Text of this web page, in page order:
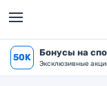
50K Бонусы на
Эксклюзивные